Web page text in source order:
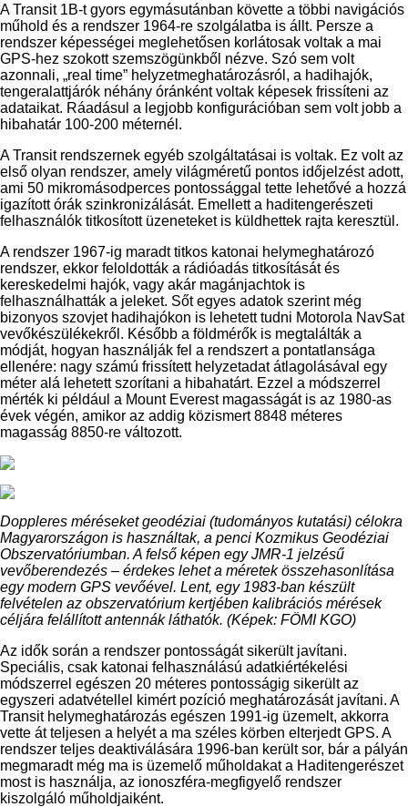
A Transit 1B-t gyors egymásutánban követte a többi navigációs
műhold és a rendszer 1964-re szolgálatba is állt. Persze a
rendszer képességei meglehetősen korlátosak voltak a mai
GPS-hez szokott szemszögünkből nézve. Szó sem volt
azonnali, „real time” helyzetmeghatározásról, a hadihajók,
tengeralattjárók néhány óránként voltak képesek frissíteni az
adataikat. Ráadásul a legjobb konfigurációban sem volt jobb a
hibahatár 100-200 méternél.
A Transit rendszernek egyéb szolgáltatásai is voltak. Ez volt az
első olyan rendszer, amely világméretű pontos időjelzést adott,
ami 50 mikromásodperces pontossággal tette lehetővé a hozzá
igazított órák szinkronizálását. Emellett a haditengerészeti
felhasználók titkosított üzeneteket is küldhettek rajta keresztül.
A rendszer 1967-ig maradt titkos katonai helymeghatározó
rendszer, ekkor feloldották a rádióadás titkosítását és
kereskedelmi hajók, vagy akár magánjachtok is
felhasználhatták a jeleket. Sőt egyes adatok szerint még
bizonyos szovjet hadihajókon is lehetett tudni Motorola NavSat
vevőkészülékekről. Később a földmérők is megtalálták a
módját, hogyan használják fel a rendszert a pontatlansága
ellenére: nagy számú frissített helyzetadat átlagolásával egy
méter alá lehetett szorítani a hibahatárt. Ezzel a módszerrel
mérték ki például a Mount Everest magasságát is az 1980-as
évek végén, amikor az addig közismert 8848 méteres
magasság 8850-re változott.
Doppleres méréseket geodéziai (tudományos kutatási) célokra
Magyarországon is használtak, a penci Kozmikus Geodéziai
Obszervatóriumban. A felső képen egy JMR-1 jelzésű
vevőberendezés – érdekes lehet a méretek összehasonlítása
egy modern GPS vevőével. Lent, egy 1983-ban készült
felvételen az obszervatórium kertjében kalibrációs mérések
céljára felállított antennák láthatók. (Képek: FÖMI KGO)
Az idők során a rendszer pontosságát sikerült javítani.
Speciális, csak katonai felhasználású adatkiértékelési
módszerrel egészen 20 méteres pontosságig sikerült az
egyszeri adatvétellel kimért pozíció meghatározását javítani. A
Transit helymeghatározás egészen 1991-ig üzemelt, akkorra
vette át teljesen a helyét a ma széles körben elterjedt GPS. A
rendszer teljes deaktiválására 1996-ban került sor, bár a pályán
megmaradt még ma is üzemelő műholdakat a Haditengerészet
most is használja, az ionoszféra-megfigyelő rendszer
kiszolgáló műholdjaiként.